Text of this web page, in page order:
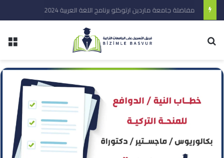
مفاضلة جامعة ماردين ارتوكلو برنامج اللغة العربية 2024